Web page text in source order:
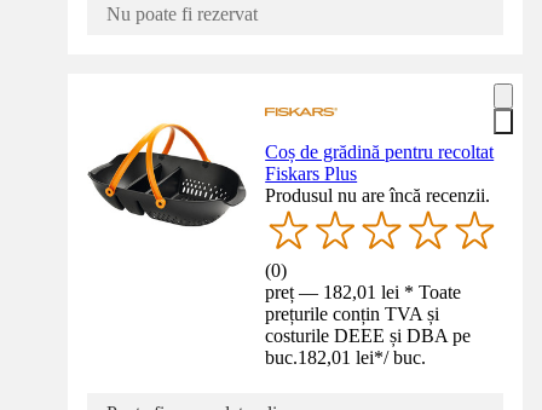
Nu poate fi rezervat
Coș de grădină pentru recoltat
Fiskars Plus
Produsul nu are încă recenzii.
(0)
preț — 182,01 lei * Toate
prețurile conțin TVA și
costurile DEEE și DBA pe
buc.182,01 lei*/ buc.